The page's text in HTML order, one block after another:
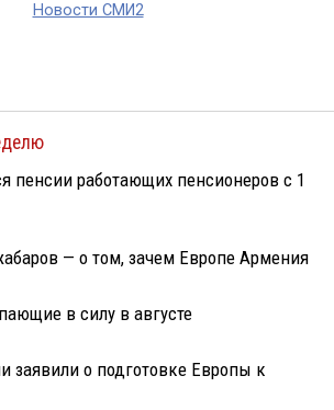
Новости СМИ2
пенсии работающих пенсионеров с 1
— о том, зачем Европе Армения
в силу в августе
заявили о подготовке Европы к